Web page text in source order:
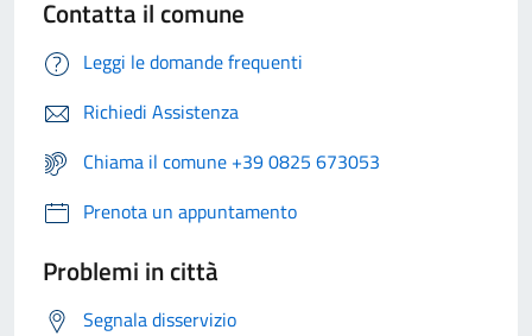
Contatta il comune
Leggi le domande frequenti
Richiedi Assistenza
Chiama il comune +39 0825 673053
Prenota un appuntamento
Problemi in città
Segnala disservizio